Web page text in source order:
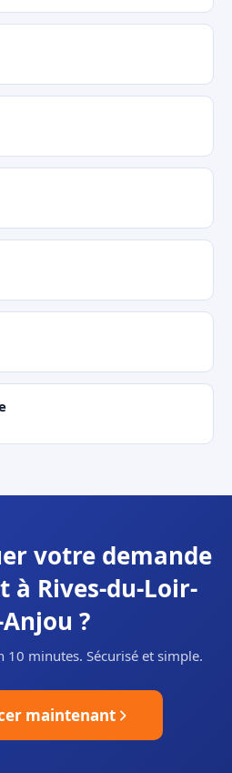
votre demande
à Rives-du-Loir-
?
10 minutes. Sécurisé et simple.
maintenant